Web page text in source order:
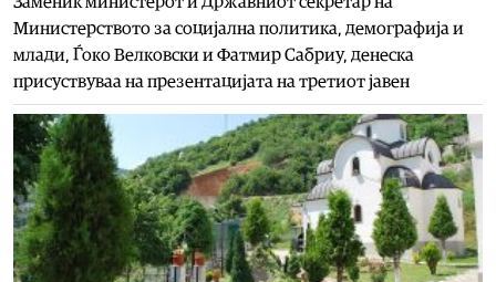
Министерството за социјална политика, демографија и
млади, Ѓоко Велковски и Фатмир Сабриу, денеска
присуствуваа на презентацијата на третиот јавен